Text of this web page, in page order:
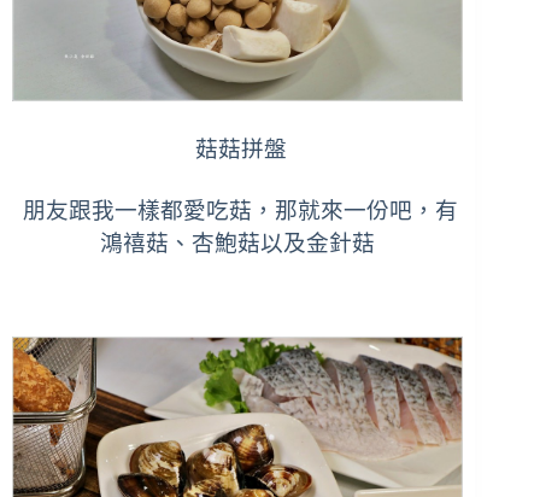
菇菇拼盤
朋友跟我一樣都愛吃菇，那就來一份吧，有
鴻禧菇、杏鮑菇以及金針菇